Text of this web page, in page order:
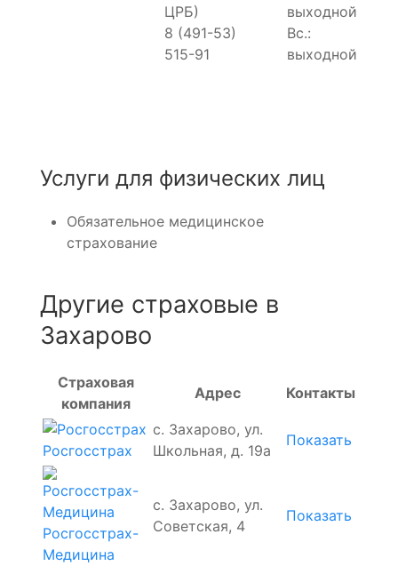
ЦРБ)
8 (491-53)
515-91
выходной
Вс.:
выходной
Услуги для физических лиц
Обязательное медицинское
страхование
Другие страховые в
Захарово
Страховая
компания
Адрес Контакты
Росгосстрах
с. Захарово, ул.
Школьная, д. 19а
Показать
Росгосстрах-
Медицина
с. Захарово, ул.
Советская, 4
Показать